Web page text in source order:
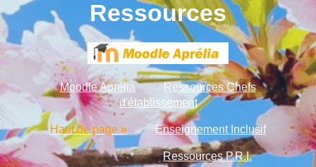
Ressources
Moodle Aprélia
Ressources Chefs
d'établissement
Haut de page » Enseignement Inclusif
Ressources P.R.I.